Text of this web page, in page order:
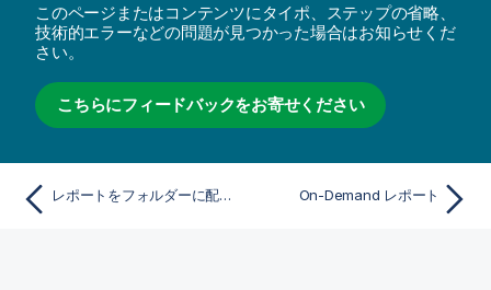
このページまたはコンテンツにタイポ、ステップの省略、
技術的エラーなどの問題が見つかった場合はお知らせくだ
さい。
こちらにフィードバックをお寄せください
レポートをフォルダーに配信する On-Demand レポート